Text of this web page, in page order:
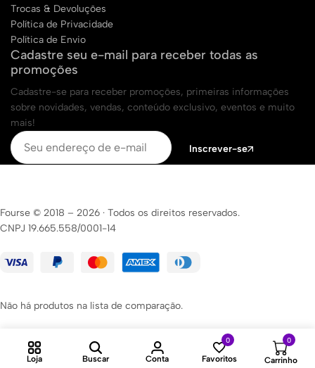
Trocas & Devoluções
Política de Privacidade
Política de Envio
Cadastre seu e-mail para receber todas as
promoções
Cadastre-se para receber promoções, primeiras informações
sobre novidades, vendas, conteúdo exclusivo, eventos e muito
mais!
Inscrever-se
Fourse © 2018 – 2026 · Todos os direitos reservados.
CNPJ 19.665.558/0001-14
Loja Buscar Conta
0
Favoritos
0
Carrinho
Não há produtos na lista de comparação.